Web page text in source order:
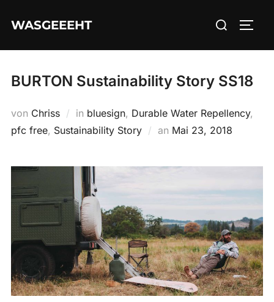
InhaltWASGEEEHT
Suchen
BURTON Sustainability Story SS18
von Chriss in bluesign, Durable Water Repellency,
pfc free, Sustainability Story an Veröffentlicht
Mai 23, 2018